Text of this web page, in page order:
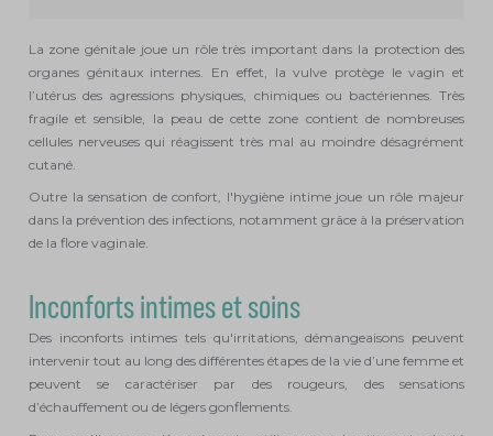
La zone génitale joue un rôle très important dans la protection des
organes génitaux internes. En effet, la vulve protège le vagin et
l’utérus des agressions physiques, chimiques ou bactériennes. Très
fragile et sensible, la peau de cette zone contient de nombreuses
cellules nerveuses qui réagissent très mal au moindre désagrément
cutané.
Outre la sensation de confort, l'hygiène intime joue un rôle majeur
dans la prévention des infections, notamment grâce à la préservation
de la flore vaginale.
Inconforts intimes et soins
Des inconforts intimes tels qu'irritations, démangeaisons peuvent
intervenir tout au long des différentes étapes de la vie d’une femme et
peuvent se caractériser par des rougeurs, des sensations
d’échauffement ou de légers gonflements.